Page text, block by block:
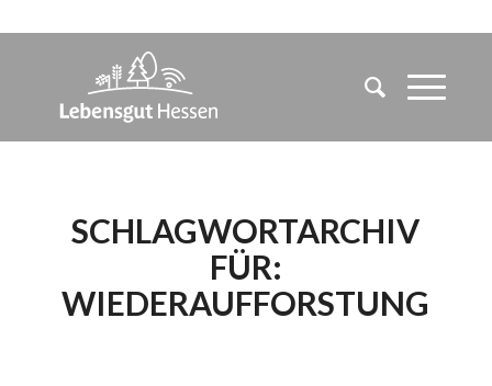
SCHLAGWORTARCHIV
FÜR:
WIEDERAUFFORSTUNG